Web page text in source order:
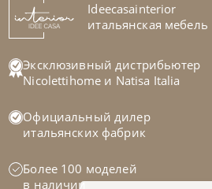
На заказ 45-90 дн
Ideecasainterior
итальянская мебель
Эксклюзивный дистрибьютер
Nicolettihome и Natisa Italia
Официальный дилер
итальянских фабрик
Более 100 моделей
в наличии